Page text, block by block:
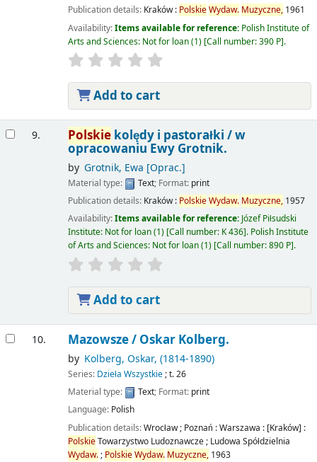
Publication details: Kraków : PolskieWydaw. Muzyczne, 1961
Availability:Items available for reference: Polish Institute of
Arts and Sciences: Not for loan(1) Call number:390 P .
Add to cart
9. Polskiekolędy i pastorałki /w
opracowaniu Ewy Grotnik.
by Grotnik, Ewa [Oprac.]
Material type: Text; Format: print
Publication details: Kraków : PolskieWydaw. Muzyczne, 1957
Availability:Items available for reference: Józef Piłsudski
Institute: Not for loan(1) Call number: K 436 . Polish Institute
of Arts and Sciences: Not for loan(1) Call number:890 P .
Add to cart
10. Mazowsze / Oskar Kolberg.
by Kolberg, Oskar, (1814-1890)
Series: Dzieła Wszystkie; t. 26
Material type:
Text; Format: print
Language: Polish
Publication details:Wrocław ; Poznań : Warszawa : [Kraków] :
PolskieTowarzystwo Ludoznawcze ; Ludowa Spółdzielnia
Wydaw.; PolskieWydaw. Muzyczne, 1963